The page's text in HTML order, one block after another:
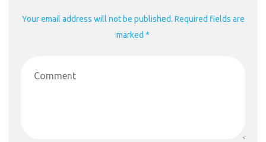
Your email address will not be published. Required fields are
marked *